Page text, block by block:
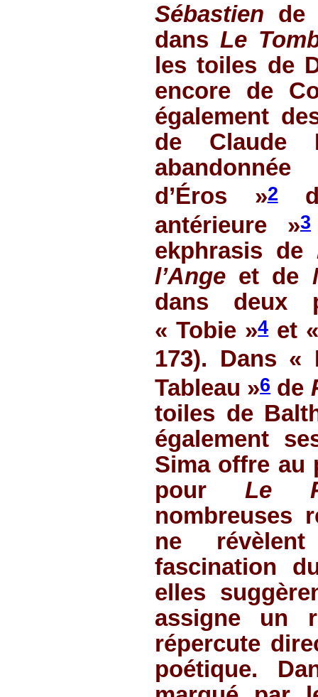
Sébastien de
dansLe
les toiles de
encore de
également
de Claude
d’Éros »2
antérieure »3
ekphrasis de
l’Ange et de
dans deux
« Tobie »4et
173). Dans «
Tableau »6de
toiles de
également
Sima offre au
pour Le
nombreuses
ne
fascination
elles
assigne un
répercute
poétique.